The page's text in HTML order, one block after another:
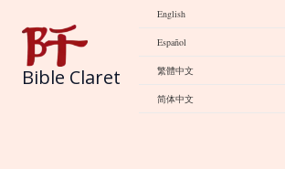
content
Bible Claret
English
Español
繁體中文
简体中文